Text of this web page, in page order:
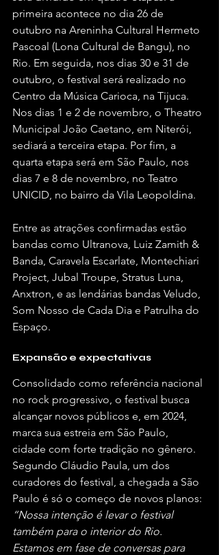
primeira acontece no dia 26 de
outubro na Areninha Cultural Hermeto
Pascoal (Lona Cultural de Bangu), no
Rio. Em seguida, nos dias 30 e 31 de
outubro, o festival será realizado no
Centro da Música Carioca, na Tijuca.
Nos dias 1 e 2 de novembro, o Theatro
Municipal João Caetano, em Niterói,
sediará a terceira etapa. Por fim, a
quarta etapa será em São Paulo, nos
dias 7 e 8 de novembro, no Teatro
UNICID, no bairro da Vila Leopoldina.
Entre as atrações confirmadas estão
bandas como Ultranova, Luiz Zamith &
Banda, Caravela Escarlate, Montechiari
Project, Jubal Troupe, Stratus Luna,
Anxtron, e as lendárias bandas Veludo,
Som Nosso de Cada Dia e Patrulha do
Espaço.
Expansão e expectativas
Consolidado como referência nacional
no rock progressivo, o festival busca
alcançar novos públicos e, em 2024,
marca sua estreia em São Paulo,
cidade com forte tradição no gênero.
Segundo Cláudio Paula, um dos
curadores do festival, a chegada a São
Paulo é só o começo de novos planos:
“Nossa intenção é levar o festival
também para o interior do Rio.
Estamos em fase de conversas para